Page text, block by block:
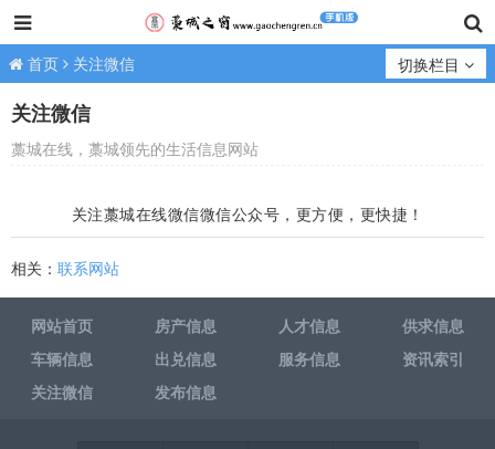
首页 关注微信 切换栏目
关注微信
藁城在线，藁城领先的生活信息网站
关注藁城在线微信微信公众号，更方便，更快捷！
相关： 联系网站
网站首页 房产信息 人才信息
供求信息
车辆信息
出兑信息 服务信息
资讯索引
关注微信
发布信息